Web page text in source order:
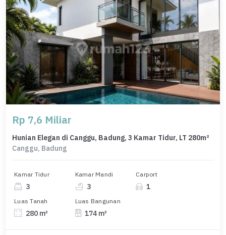
Rp 7,6 Miliar
Hunian Elegan di Canggu, Badung, 3 Kamar Tidur, LT 280m²
Canggu, Badung
Kamar Tidur
3
Kamar Mandi
3
Carport
1
Luas Tanah
280 m²
Luas Bangunan
174 m²